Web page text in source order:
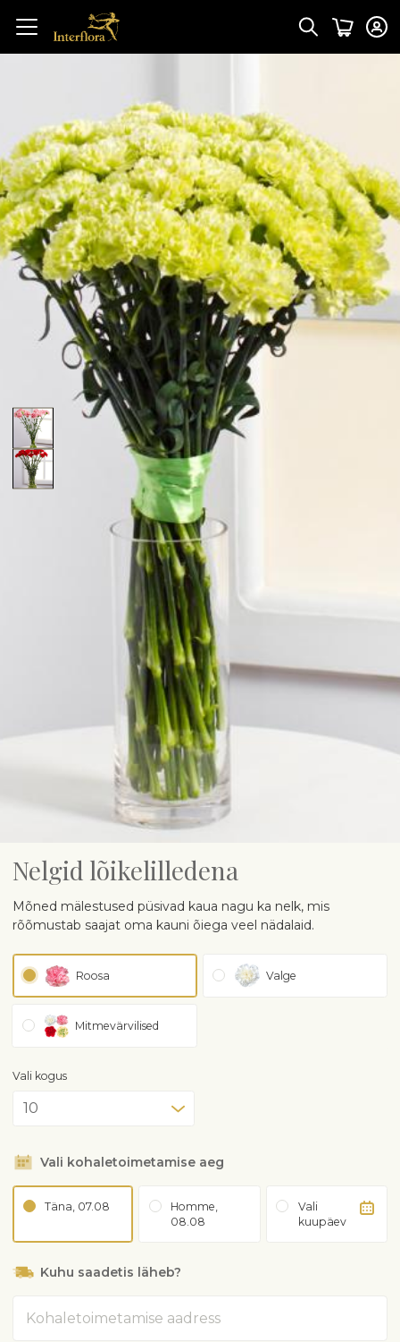
Nelgid lõikelilledena
Mõned mälestused püsivad kaua nagu ka nelk, mis
rõõmustab saajat oma kauni õiega veel nädalaid.
Roosa Valge
Mitmevärvilised
Vali kogus
Vali kohaletoimetamise aeg
Täna, 07.08
Homme,
08.08
Vali
kuupäev
Kuhu saadetis läheb?